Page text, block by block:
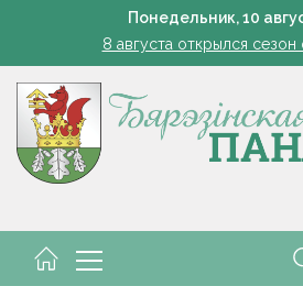
Понедельник,10
с грядки: какие августовские
8 августа открылся
Усиленный
Как правильно выбрать школьный
с грядки: какие августовские